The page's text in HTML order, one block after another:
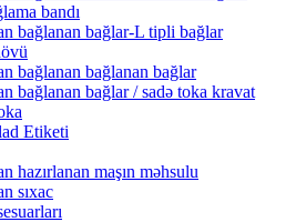
bandı
bağlanan bağlar-L tipli bağlar
bağlanan bağlanan bağlar
bağlanan bağlar / sadə toka kravat
Etiketi
hazırlanan maşın məhsulu
sıxac